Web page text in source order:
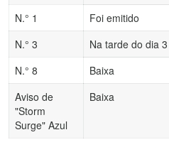
N.° 1
Foi emitido
N.° 3
Na tarde do dia 3
N.° 8
Baixa
Aviso de
"Storm
Surge" Azul
Baixa